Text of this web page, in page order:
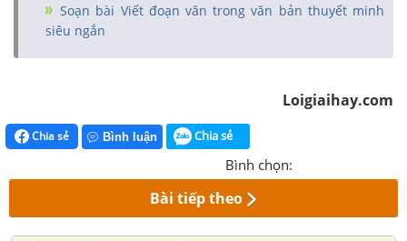
Soạn bài Viết đoạn văn trong văn bản thuyết minh
siêu ngắn
Loigiaihay.com
Chia sẻ Bình luận Chia sẻ
Bình chọn:
Bài tiếp theo